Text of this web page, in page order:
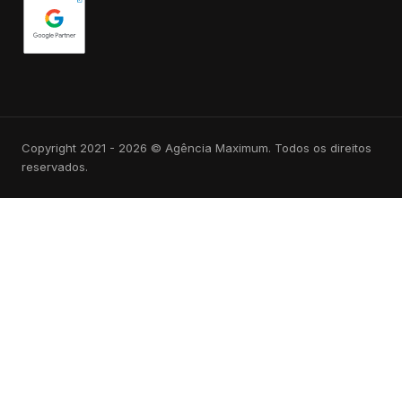
Copyright 2021 - 2026 © Agência Maximum. Todos os direitos
reservados.